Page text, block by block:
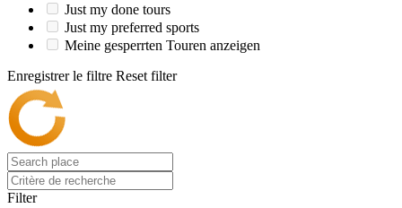
Just my done tours
Just my preferred sports
Meine gesperrten Touren anzeigen
Enregistrer le filtre Reset filter
Filter